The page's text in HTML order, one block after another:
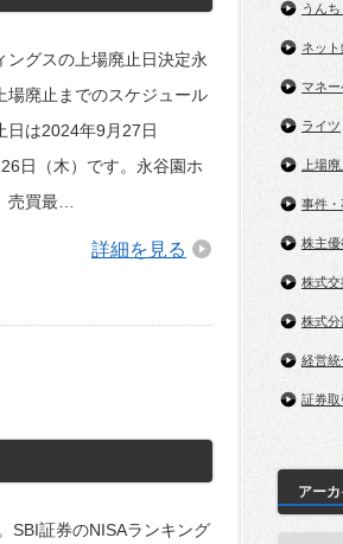
ングスの上場廃止日決定永
場廃止までのスケジュール
日は2024年9月27日
日（木）です。永谷園ホ
売買最…
詳細を見る
SBI証券のNISAランキング
うん
ネット
マネー
ライツ
上場
事件・
株主優
株式交
株式
経営統
証券取
アー